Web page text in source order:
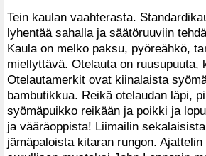
Tein kaulan vaahterasta.
lyhentää sahalla ja säätöruuviin
Kaula on melko paksu, pyöreähkö,
miellyttävä. Otelauta on ruusupuuta,
Otelautamerkit ovat kiinalaista
bambutikkua. Reikä otelaudan läpi,
syömäpuikko reikään ja poikki ja
ja vääräoppista! Liimailin
jämäpaloista kitaran rungon.